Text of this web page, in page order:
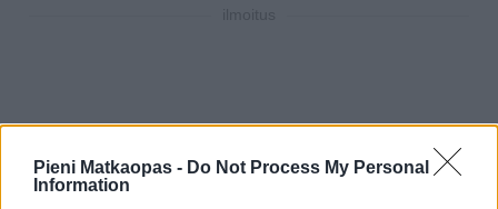
Pieni Matkaopas - Do Not Process My Personal
Information